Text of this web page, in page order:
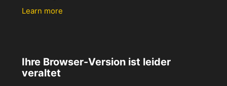
Learn more
Ihre Browser-Version ist leider
veraltet